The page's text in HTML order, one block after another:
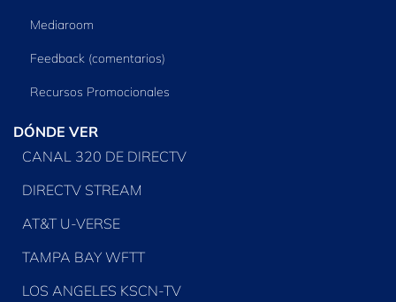
Mediaroom
Feedback (comentarios)
Recursos Promocionales
DÓNDE VER
CANAL 320 DE DIRECTV
DIRECTV STREAM
AT&T U-VERSE
TAMPA BAY WFTT
LOS ANGELES KSCN-TV